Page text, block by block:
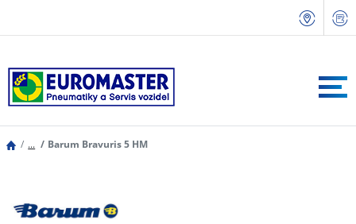
... Barum Bravuris 5 HM